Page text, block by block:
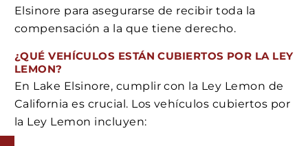
Elsinore para asegurarse de recibir toda la
compensación a la que tiene derecho.
¿QUÉ VEHÍCULOS ESTÁN CUBIERTOS POR LA LEY
LEMON?
En Lake Elsinore, cumplir con la Ley Lemon de
California es crucial. Los vehículos cubiertos por
la Ley Lemon incluyen: